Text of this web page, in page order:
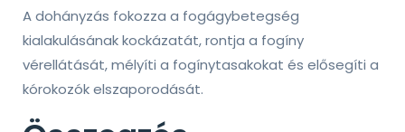
A dohányzás fokozza a fogágybetegség
kialakulásának kockázatát, rontja a fogíny
vérellátását, mélyíti a fogínytasakokat és elősegíti a
kórokozók elszaporodását.